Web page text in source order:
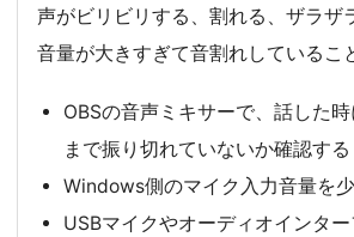
声がビリビリする、割れる、ザラザ
音量が大きすぎて音割れしているこ
OBSの音声ミキサーで、話した
まで振り切れていないか確認する
Windows側のマイク入力音量を
USBマイクやオーディオインタ